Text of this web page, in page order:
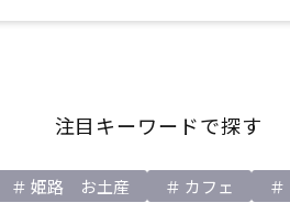
注目キーワードで探す
姫路 お土産 カフェ